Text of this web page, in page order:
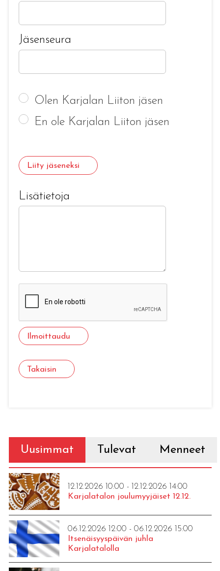
Jäsenseura
Olen Karjalan Liiton jäsen
En ole Karjalan Liiton jäsen
Liity jäseneksi
Lisätietoja
Ilmoittaudu
Takaisin
Uusimmat Tulevat Menneet
12.12.2026 10:00 - 12.12.2026 14:00
Karjalatalon joulumyyjäiset 12.12.
06.12.2026 12:00 - 06.12.2026 15:00
Itsenäisyyspäivän juhla
Karjalatalolla